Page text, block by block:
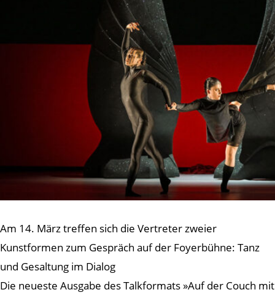
Am 14. März treffen sich die Vertreter zweier
Kunstformen zum Gespräch auf der Foyerbühne: Tanz
und Gesaltung im Dialog
Die neueste Ausgabe des Talkformats »Auf der Couch mit